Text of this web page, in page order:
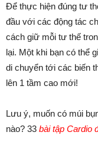
Để thực hiện đúng tư
đầu với các động tác
cách giữ mỗi tư thế
lại. Một khi bạn có thể
di chuyển tới các biến
lên 1 tầm cao mới!
Lưu ý, muốn có múi
nào? 33 bài tập Cardio